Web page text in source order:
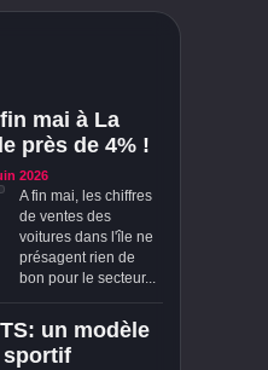
mai à La
près de 4% !
2026
A fin mai, les chiffres
de ventes des
voitures dans l'île ne
présagent rien de
bon pour le secteur...
un modèle
sportif